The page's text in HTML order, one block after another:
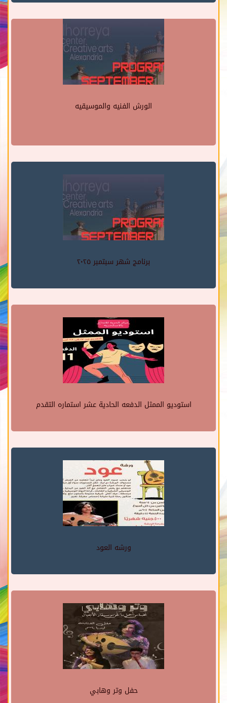
الورش الفنيه والموسيقيه
برنامج شهر سبتمبر ٢٠٢٥
استوديو الممثل الدفعه الحادية عشر استماره التقدم
ورشه العود
حفل وتر وهابي